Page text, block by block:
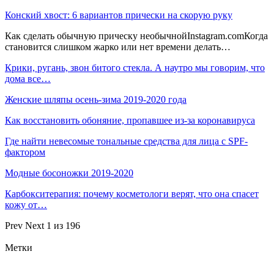
Конский хвост: 6 вариантов прически на скорую руку
Как сделать обычную прическу необычнойInstagram.comКогда
становится слишком жарко или нет времени делать…
Крики, ругань, звон битого стекла. А наутро мы говорим, что
дома все…
Женские шляпы осень-зима 2019-2020 года
Как восстановить обоняние, пропавшее из-за коронавируса
Где найти невесомые тональные средства для лица с SPF-
фактором
Модные босоножки 2019-2020
Карбокситерапия: почему косметологи верят, что она спасет
кожу от…
Prev Next 1 из 196
Метки